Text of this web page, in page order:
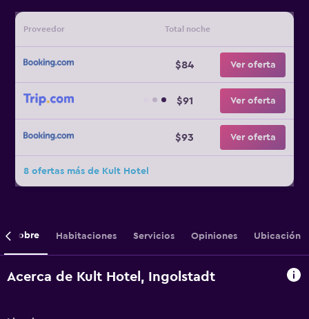
Proveedor Total noche
$84 Ver oferta
$91 Ver oferta
$93 Ver oferta
8 ofertas más de Kult Hotel
Sobre Habitaciones Servicios Opiniones Ubicación
Acerca de Kult Hotel, Ingolstadt